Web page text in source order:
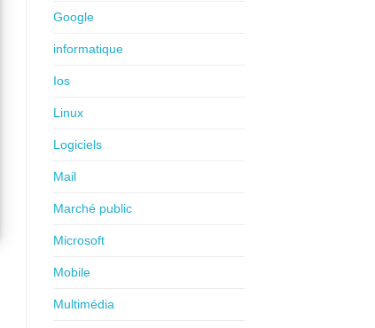
Google
informatique
Ios
Linux
Logiciels
Mail
Marché public
Microsoft
Mobile
Multimédia